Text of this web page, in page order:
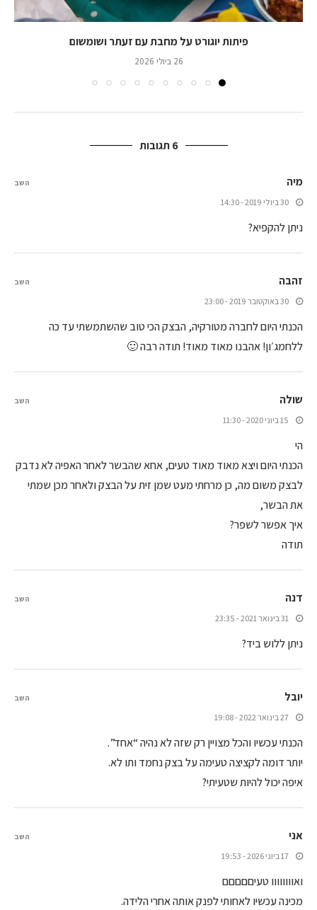
פיתות יוגורט על מחבת עם זעתר ושומשום
26 ביולי 2026
6 תגובות
מיה
30 ביולי 2019 - 14:30
ניתן להקפיא?
השב
זהבה
30 באוקטובר 2019 - 23:00
הכנתי היום לחברה מטורקיה, הבצק הכי טוב שהשתמשתי עד כה
ללחמג׳ון! אהבנו מאוד מאוד! תודה רבה 🙂
השב
שולה
15 ביוני 2020 - 11:30
הי
הכנתי היום ויצא מאוד מאוד טעים, אחא שהבשר לאחר האפיה לא נדבק
לבצק משום מה, כן מרחתי מעט שמן זית על הבצק ולאחר מכן שמתי
את הבשר,
איך אפשר לשפר?
תודה
השב
דנה
31 בינואר 2021 - 23:35
ניתן ללוש ביד?
השב
יובל
27 בינואר 2022 - 19:08
הכנתי עכשיו והכל מצויין רק שזה לא נהיה “אחד”.
יותר דומה לקציצה טעימה על בצק נחמד ותו לא.
איפה יכול להיות שטעיתי?
השב
אני
17 ביוני 2026 - 19:53
ואוווווווו טעיםםםםם
מכינה עכשיו לאחותי לפנק אותה אחרי הלידה.
השב